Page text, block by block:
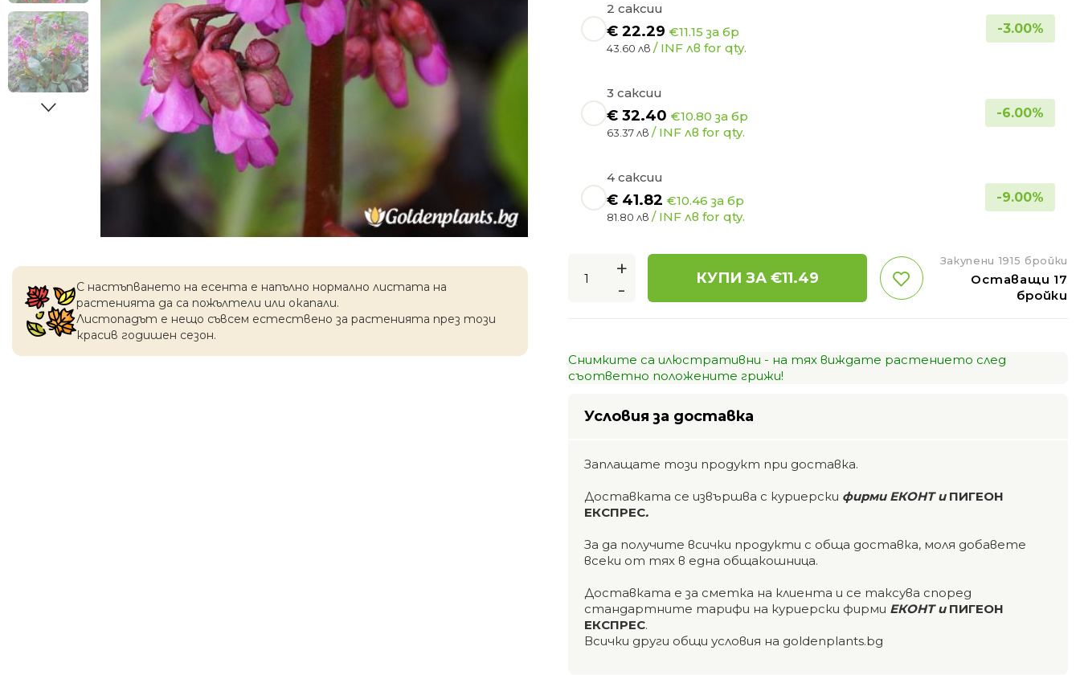
С настъпването на есентa е напълно нормално листата на
растенията да са пожълтели или окапaли.
Листопадът е нещо съвсем естествено за растенията през този
красив годишен сезон.
2 саксии
€ 22.29 €11.15 за бр
43.60 лв / INF лв for qty.
-3.00%
3 саксии
€ 32.40 €10.80 за бр
63.37 лв / INF лв for qty.
-6.00%
4 саксии
€ 41.82 €10.46 за бр
81.80 лв / INF лв for qty.
-9.00%
+
-
КУПИ ЗА €11.49
Закупени 1915 бройки
Оставащи 17
бройки
Снимките са илюстративни - на тях виждате растението след
съответно положените грижи!
Условия за доставка
Заплащате този продукт при доставка.
Доставката се извършва с куриерски фирми ЕКОНТ и ПИГЕОН
ЕКСПРЕС.
За да получите всички продукти с обща доставка, моля добавете
всеки от тях в една общакошница.
Доставката е за сметка на клиента и се таксува според
стандартните тарифи на куриерски фирми ЕКОНТ и ПИГЕОН
ЕКСПРЕС.
Всички други общи условия на goldenplants.bg